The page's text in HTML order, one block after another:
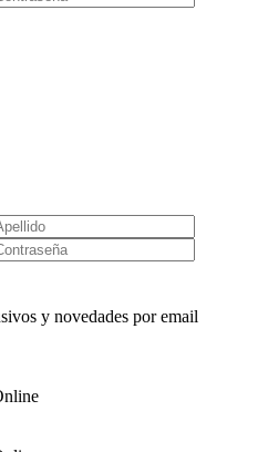
y novedades por email